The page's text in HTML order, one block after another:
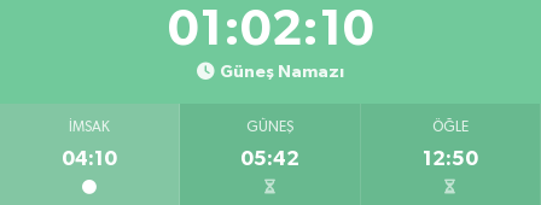
01:02:09
Güneş Namazı
İMSAK
04:10
GÜNEŞ
05:42
ÖĞLE
12:50